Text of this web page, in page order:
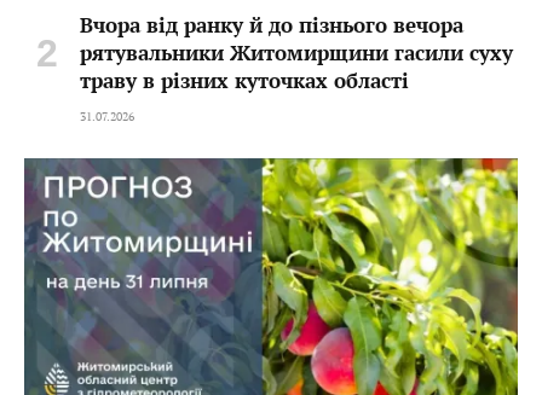
Вчора від ранку й до пізнього вечора
рятувальники Житомирщини гасили суху
траву в різних куточках області
31.07.2026